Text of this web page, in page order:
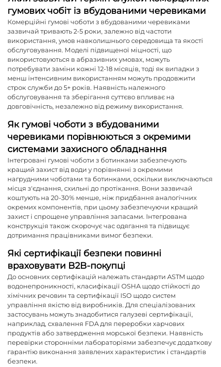
гумових чобіт із вбудованими черевиками
Комерційні гумові чоботи з вбудованими черевиками
зазвичай тривають 2-5 роки, залежно від частоти
використання, умов навколишнього середовища та якості
обслуговування. Моделі підвищеної міцності, що
використовуються в абразивних умовах, можуть
потребувати заміни кожні 12-18 місяців, тоді як випадки з
менш інтенсивним використанням можуть продовжити
строк служби до 5+ років. Наявність належного
обслуговування та зберігання суттєво впливає на
довговічність, незалежно від режиму використання.
Як гумові чоботи з вбудованими
черевиками порівнюються з окремими
системами захисного обладнання
Інтегровані гумові чоботи з ботинками забезпечують
кращий захист від води у порівнянні з окремими
нагрудними чоботами та ботинками, оскільки виключаються
місця з'єднання, схильні до протікання. Вони зазвичай
коштують на 20-30% менше, ніж придбання аналогічних
окремих компонентів, при цьому забезпечуючи кращий
захист і спрощене управління запасами. Інтегрована
конструкція також скорочує час одягання та підвищує
дотримання працівниками вимог безпеки.
Які сертифікації безпеки повинні
враховувати B2B-покупці
До основних сертифікацій належать стандарти ASTM щодо
водонепроникності, класифікації OSHA щодо стійкості до
хімічних речовин та сертифікації ISO щодо систем
управління якістю від виробників. Для спеціалізованих
застосувань можуть знадобитися галузеві сертифікації,
наприклад, схвалення FDA для переробки харчових
продуктів або затвердження морської безпеки. Наявність
перевірки сторонніми лабораторіями забезпечує додаткову
гарантію виконання заявлених характеристик і стандартів
безпеки.